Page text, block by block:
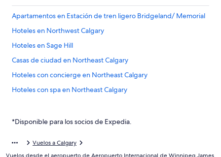
Apartamentos en Estación de tren ligero Bridgeland/ Memorial
Hoteles en Northwest Calgary
Hoteles en Sage Hill
Casas de ciudad en Northeast Calgary
Hoteles con concierge en Northeast Calgary
Hoteles con spa en Northeast Calgary
Hoteles baratos en Northeast Calgary
Hoteles en Panorama Hills
*Disponible para los socios de Expedia.
Vuelos a Calgary